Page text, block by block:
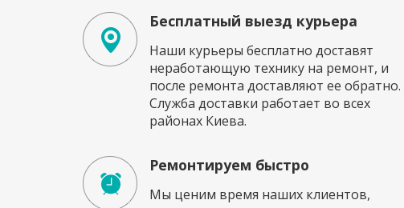
Бесплатный выезд курьера
Наши курьеры бесплатно доставят
неработающую технику на ремонт, и
после ремонта доставляют ее обратно.
Служба доставки работает во всех
районах Киева.
Ремонтируем быстро
Мы ценим время наших клиентов,